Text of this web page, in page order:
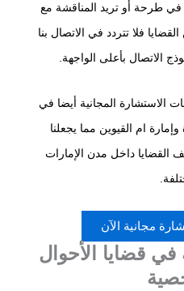
طرحة أو تريد المناقشة مع
فلا تتردد في الاتصال بنا
الاتصال بأعلى الواجهة.
المجانية أيضا في
ام القيوين مما يجعلنا
القضايا داخل مدن الإمارات
مجانية الآن
في قضايا الأحوال